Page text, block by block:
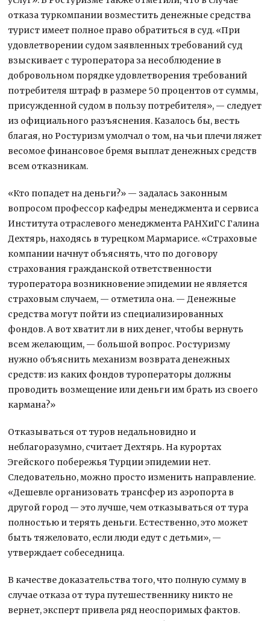
отказа туркомпании возместить денежные средства
турист имеет полное право обратиться в суд. «При
удовлетворении судом заявленных требований суд
взыскивает с туроператора за несоблюдение в
добровольном порядке удовлетворения требований
потребителя штраф в размере 50 процентов от суммы,
присужденной судом в пользу потребителя», — следует
из официального разъяснения. Казалось бы, весть
благая, но Ростуризм умолчал о том, на чьи плечи ляжет
весомое финансовое бремя выплат денежных средств
всем отказникам.
«Кто попадет на деньги?» — задалась законным
вопросом профессор кафедры менеджмента и сервиса
Института отраслевого менеджмента РАНХиГС Галина
Дехтярь, находясь в турецком Мармарисе. «Страховые
компании начнут объяснять, что по договору
страхования гражданской ответственности
туроператора возникновение эпидемии не является
страховым случаем, — отметила она. — Денежные
средства могут пойти из специализированных
фондов. А вот хватит ли в них денег, чтобы вернуть
всем желающим, — большой вопрос. Ростуризму
нужно объяснить механизм возврата денежных
средств: из каких фондов туроператоры должны
проводить возмещение или деньги им брать из своего
кармана?»
Отказываться от туров недальновидно и
неблагоразумно, считает Дехтярь. На курортах
Эгейского побережья Турции эпидемии нет.
Следовательно, можно просто изменить направление.
«Дешевле организовать трансфер из аэропорта в
другой город — это лучше, чем отказываться от тура
полностью и терять деньги. Естественно, это может
быть тяжеловато, если люди едут с детьми», —
утверждает собеседница.
В качестве доказательства того, что полную сумму в
случае отказа от тура путешественнику никто не
вернет, эксперт привела ряд неоспоримых фактов.